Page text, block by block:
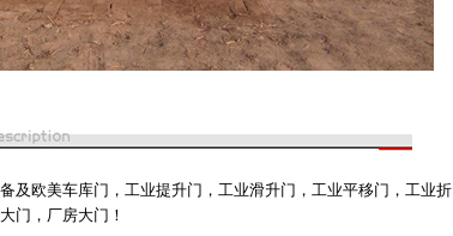
及欧美车库门，工业提升门，工业滑升门，工业平移门，工业折
门，厂房大门！